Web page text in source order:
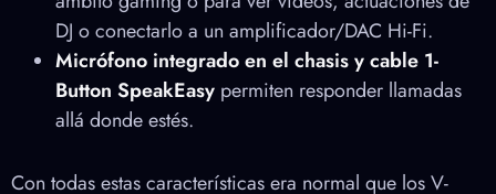
DJ o conectarlo a un amplificador/DAC Hi-Fi.
Micrófono integrado en el chasis y cable 1-
Button SpeakEasy permiten responder llamadas
allá donde estés.
Con todas estas características era normal que los V-